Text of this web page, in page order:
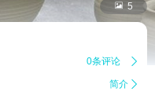
 5
0条评论 
简介 